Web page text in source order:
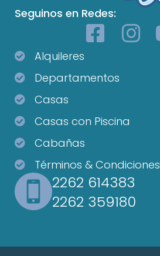
Seguinos en Redes:
Alquileres
Departamentos
Casas
Casas con Piscina
Cabañas
Términos & Condiciones
2262 614383
2262 359180